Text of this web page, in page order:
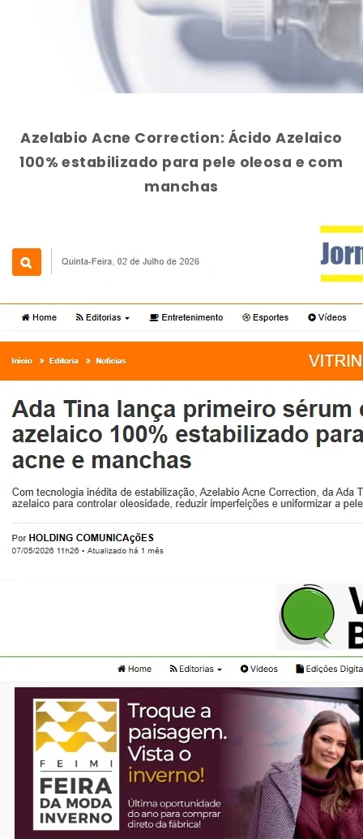
Azelabio Acne Correction: Ácido Azelaico
100% estabilizado para pele oleosa e com
manchas